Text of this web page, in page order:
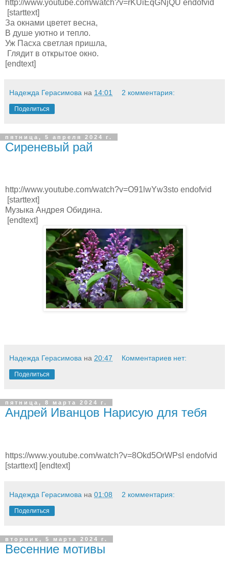
http://www.youtube.com/watch?v=rKUiEqGNjQU endofvid
[starttext]
За окнами цветет весна,
В душе уютно и тепло.
Уж Пасха светлая пришла,
Глядит в открытое окно.
[endtext]
Надежда Герасимова на 14:01 2 комментария:
Поделиться
пятница, 5 апреля 2024 г.
Сиреневый рай
http://www.youtube.com/watch?v=O91lwYw3sto endofvid
[starttext]
Музыка Андрея Обидина.
[endtext]
Надежда Герасимова на 20:47 Комментариев нет:
Поделиться
пятница, 8 марта 2024 г.
Андрей Иванцов Нарисую для тебя
https://www.youtube.com/watch?v=8Okd5OrWPsI endofvid
[starttext] [endtext]
Надежда Герасимова на 01:08 2 комментария:
Поделиться
вторник, 5 марта 2024 г.
Весенние мотивы